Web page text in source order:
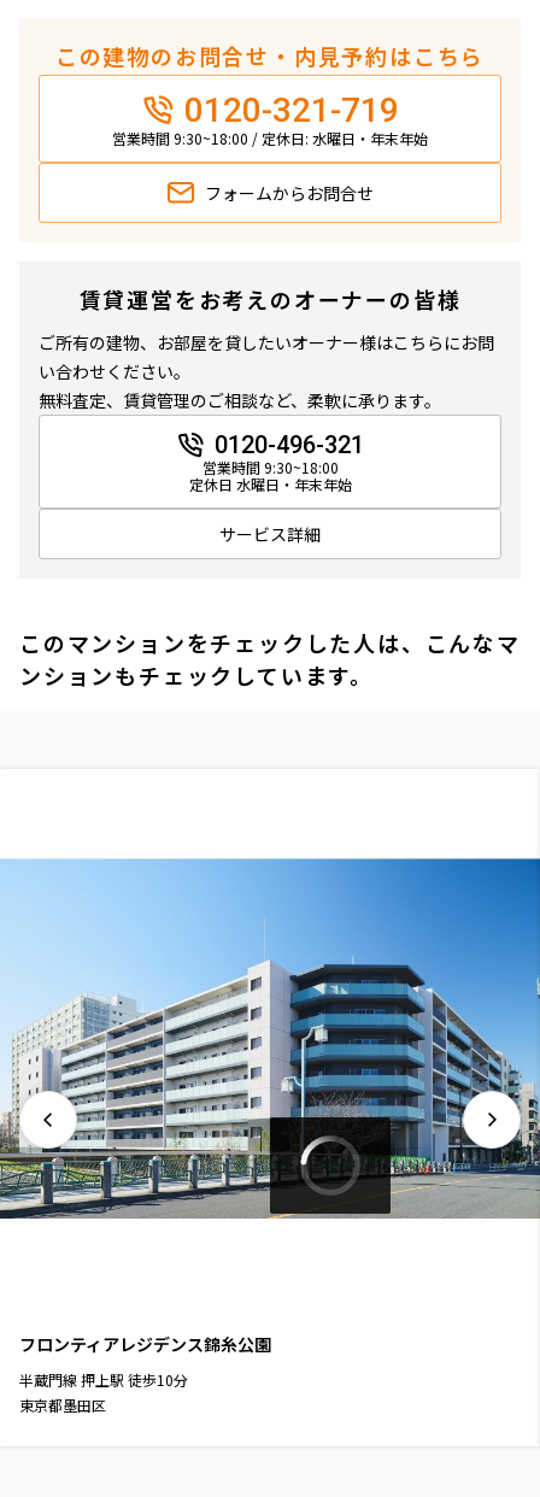
この建物のお問合せ・内見予約はこちら
0120-321-719
営業時間 9:30~18:00 / 定休日: 水曜日・年末年始
フォームから お問合せ
賃貸運営をお考えのオーナーの皆様
ご所有の建物、お部屋を貸したいオーナー様はこちらにお問
い合わせください。
無料査定、賃貸管理のご相談など、柔軟に承ります。
0120-496-321
営業時間 9:30~18:00
定休日 水曜日・年末年始
サービス詳細
このマンションをチェックした人は、こんなマ
ンションもチェックしています。
フロンティアレジデンス錦糸公園
半蔵門線 押上駅 徒歩10分
東京都墨田区